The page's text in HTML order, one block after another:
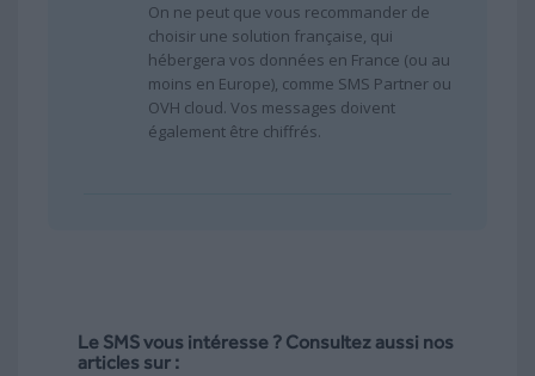
On ne peut que vous recommander de
choisir une solution française, qui
hébergera vos données en France (ou au
moins en Europe), comme SMS Partner ou
OVH cloud. Vos messages doivent
également être chiffrés.
Le SMS vous intéresse ? Consultez aussi nos
articles sur :